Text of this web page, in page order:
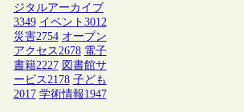
ジタルアーカイブ
3349 イベント 3012
災害2754 オープン
アクセス 2678 電子
書籍2227 図書館サ
ービス 2178 子ども
2017 学術情報1947